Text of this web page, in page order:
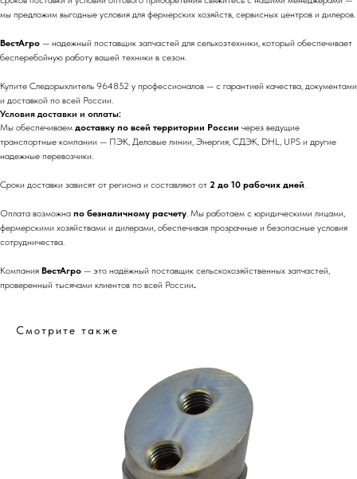
мы предложим выгодные условия для фермерских хозяйств, сервисных центров и дилеров.
ВестАгро — надежный поставщик запчастей для сельхозтехники, который обеспечивает
бесперебойную работу вашей техники в сезон.
Купите Следорыхлитель 964852 у профессионалов — с гарантией качества, документами
и доставкой по всей России.
Условия доставки и оплаты:
Мы обеспечиваем доставку по всей территории России через ведущие
транспортные компании — ПЭК, Деловые линии, Энергия, СДЭК, DHL, UPS и другие
надежные перевозчики.
Сроки доставки зависят от региона и составляют от 2 до 10 рабочих дней.
Оплата возможна по безналичному расчету. Мы работаем с юридическими лицами,
фермерскими хозяйствами и дилерами, обеспечивая прозрачные и безопасные условия
сотрудничества.
Компания ВестАгро — это надёжный поставщик сельскохозяйственных запчастей,
проверенный тысячами клиентов по всей России.
Смотрите также